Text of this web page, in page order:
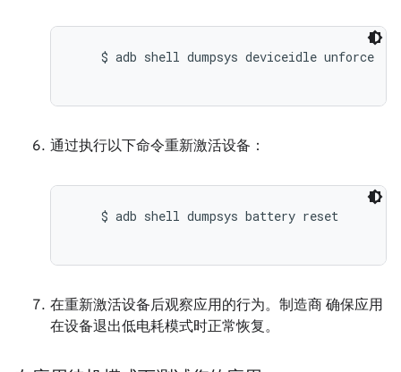
    $ adb shell dumpsys deviceidle unforce
通过执行以下命令重新激活设备：
    $ adb shell dumpsys battery reset
在重新激活设备后观察应用的行为。制造商 确保应用
在设备退出低电耗模式时正常恢复。